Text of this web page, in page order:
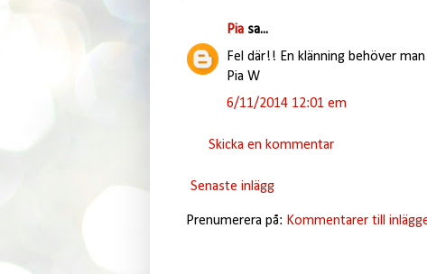
Piasa...
Fel där!! En klänning behöver
Pia W
6/11/2014 12:01 em
Skicka en kommentar
Senaste inlägg
Prenumerera på: Kommentarer till